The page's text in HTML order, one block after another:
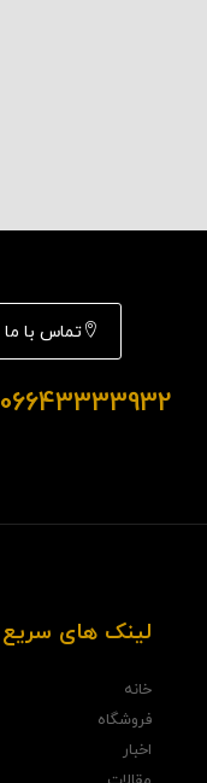
تماس با ما
06643333932
لینک های سریع
خانه
فروشگاه
اخبار